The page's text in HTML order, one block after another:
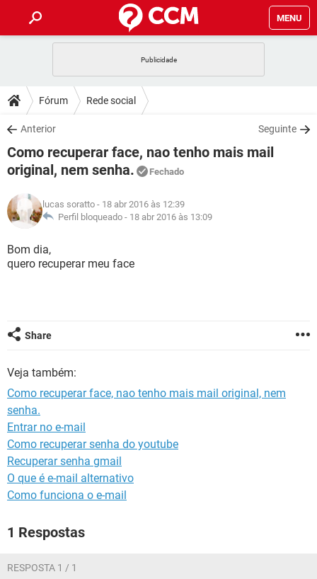
MENU
CELULAR
OUTLOOK
INSTAGRAM GMAIL
GUIA DE COMPRAS
DICAS
JOGOS
OUTLOOK
GUIA DE COMPRAS
DOWNLOADS
JOGOS WHATSAPP
CELULAR FACEBOOK
OUTLOOK EXCEL
INSTAGRAM
GUIA DE COMPRAS
FÓRUM
CELULAR FACEBOOK
INSTAGRAM
GLOSSÁRIO
JOGOS
CELULAR
Fórum Rede social
Anterior Seguinte
Como recuperar face, nao tenho mais mail
original, nem senha.
Fechado
lucas soratto - 18 abr 2016 às 12:39
Perfil bloqueado - 18 abr 2016 às 13:09
Bom dia,
quero recuperar meu face
Share
Veja também:
Como recuperar face, nao tenho mais mail original, nem
senha.
Entrar no e-mail
Como recuperar senha do youtube
Recuperar senha gmail
O que é e-mail alternativo
Como funciona o e-mail
1 Respostas
RESPOSTA 1 / 1